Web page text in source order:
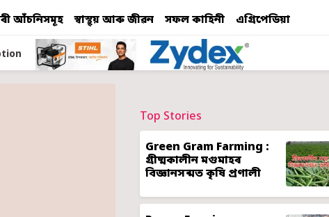
আঁচনিসমূহ স্বাস্থ্য় আৰু জীৱন সফল কাহিনী এগ্ৰিপেডিয়া
Top Stories
Green Gram Farming :
গ্ৰীষ্মকালীন মগুমাহৰ
বিজ্ঞানসন্মত কৃষি প্ৰণালী